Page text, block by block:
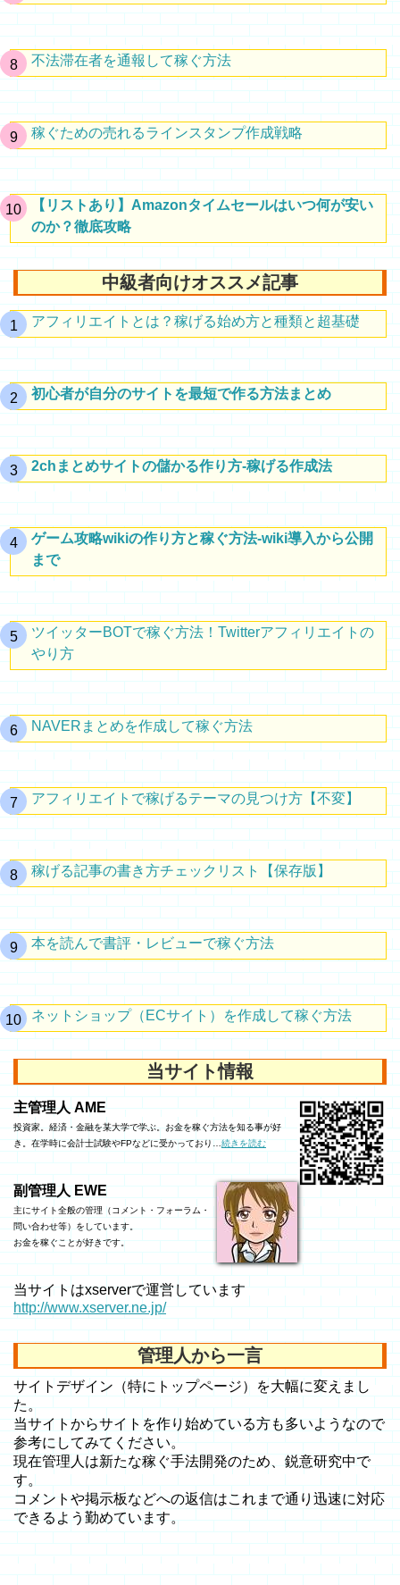
不法滞在者を通報して稼ぐ方法
稼ぐための売れるラインスタンプ作成戦略
【リストあり】Amazonタイムセールはいつ何が安い
のか？徹底攻略
中級者向けオススメ記事
アフィリエイトとは？稼げる始め方と種類と超基礎
初心者が自分のサイトを最短で作る方法まとめ
2chまとめサイトの儲かる作り方-稼げる作成法
ゲーム攻略wikiの作り方と稼ぐ方法-wiki導入から公開
まで
ツイッターBOTで稼ぐ方法！Twitterアフィリエイトの
やり方
NAVERまとめを作成して稼ぐ方法
アフィリエイトで稼げるテーマの見つけ方【不変】
稼げる記事の書き方チェックリスト【保存版】
本を読んで書評・レビューで稼ぐ方法
ネットショップ（ECサイト）を作成して稼ぐ方法
当サイト情報
主管理人 AME
投資家。経済・金融を某大学で学ぶ。お金を稼ぐ方法を知る事が好
き。在学時に会計士試験やFPなどに受かっており…続きを読む
副管理人 EWE
主にサイト全般の管理（コメント・フォーラム・
問い合わせ等）をしています。
お金を稼ぐことが好きです。
当サイトはxserverで運営しています
http://www.xserver.ne.jp/
管理人から一言
サイトデザイン（特にトップページ）を大幅に変えまし
た。
当サイトからサイトを作り始めている方も多いようなので
参考にしてみてください。
現在管理人は新たな稼ぐ手法開発のため、鋭意研究中で
す。
コメントや掲示板などへの返信はこれまで通り迅速に対応
できるよう勤めています。